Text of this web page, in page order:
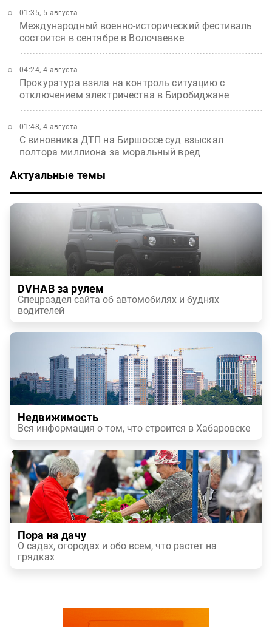
Международный военно-исторический фестиваль
состоится в сентябре в Волочаевке
01:35, 5 августа
Прокуратура взяла на контроль ситуацию с
отключением электричества в Биробиджане
04:24, 4 августа
С виновника ДТП на Биршоссе суд взыскал
полтора миллиона за моральный вред
01:48, 4 августа
Актуальные темы
DVHAB за рулем
Спецраздел сайта об автомобилях и буднях
водителей
Недвижимость
Вся информация о том, что строится в Хабаровске
Пора на дачу
О садах, огородах и обо всем, что растет на
грядках